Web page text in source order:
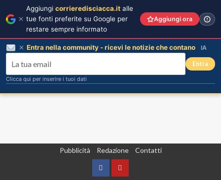
Pubblicità Redazione Contatti
FacebookYountube
Aggiungi corrieredisciacca.it alle
tue fonti preferite su Google per
restare sempre informato
Aggiungi ora
Entra nella community - ricevi le notizie che contano IA
Entra
Clicca qui per inserire i tuoi dati